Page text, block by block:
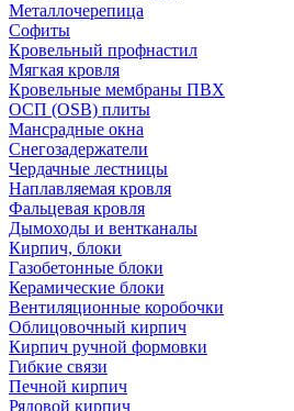
Металлочерепица
Софиты
Кровельный профнастил
Мягкая кровля
Кровельные мембраны ПВХ
ОСП (OSB) плиты
Мансрадные окна
Снегозадержатели
Чердачные лестницы
Наплавляемая кровля
Фальцевая кровля
Дымоходы и вентканалы
Кирпич, блоки
Газобетонные блоки
Керамические блоки
Вентиляционные коробочки
Облицовочный кирпич
Кирпич ручной формовки
Гибкие связи
Печной кирпич
Рядовой кирпич